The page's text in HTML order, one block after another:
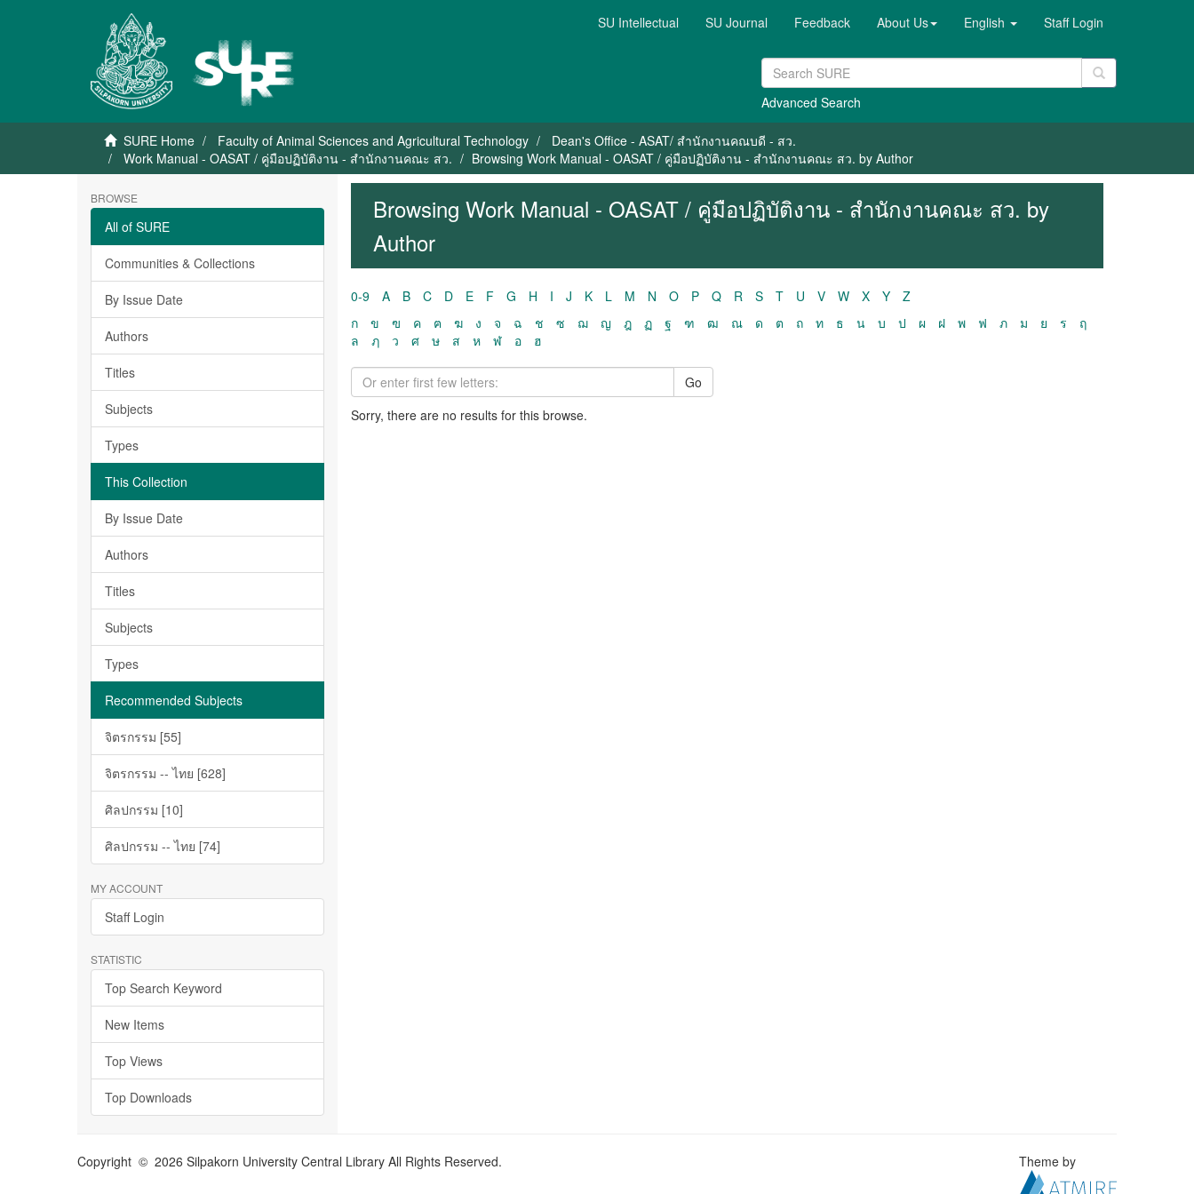
SU Intellectual SU Journal Feedback About Us English Staff Login
Advanced Search
SURE Home Faculty of Animal Sciences and Agricultural Technology
Dean's Office - ASAT/ สำนักงานคณบดี - สว.
Work Manual - OASAT / คู่มือปฏิบัติงาน - สำนักงานคณะ สว.
Browsing Work Manual - OASAT / คู่มือปฏิบัติงาน - สำนักงานคณะ สว. by Author
BROWSE
All of SURE
Communities & Collections
By Issue Date
Authors
Titles
Subjects
Types
This Collection
By Issue Date
Authors
Titles
Subjects
Types
Recommended Subjects
จิตรกรรม [55]
จิตรกรรม -- ไทย [628]
ศิลปกรรม [10]
ศิลปกรรม -- ไทย [74]
MY ACCOUNT
Staff Login
STATISTIC
Top Search Keyword
New Items
Top Views
Top Downloads
Browsing Work Manual - OASAT / คู่มือปฏิบัติงาน - สำนักงานคณะ สว. by
Author
0-9 A B C D E F G H I J K L M N O P Q R S T U V W X Y
Z
ก
ข ฃ ค ฅ ฆ ง จ ฉ ช ซ ฌ ญ ฎ ฏ ฐ ฑ ฒ ณ ด ต ถ ท ธ น บ ป ผ ฝ พ ฟ ภ ม ย ร
ฤ
ล
ฦ ว ศ ษ ส ห ฬ อ ฮ
Go
Sorry, there are no results for this browse.
Copyright © 2026 Silpakorn University Central Library All Rights Reserved. Theme by